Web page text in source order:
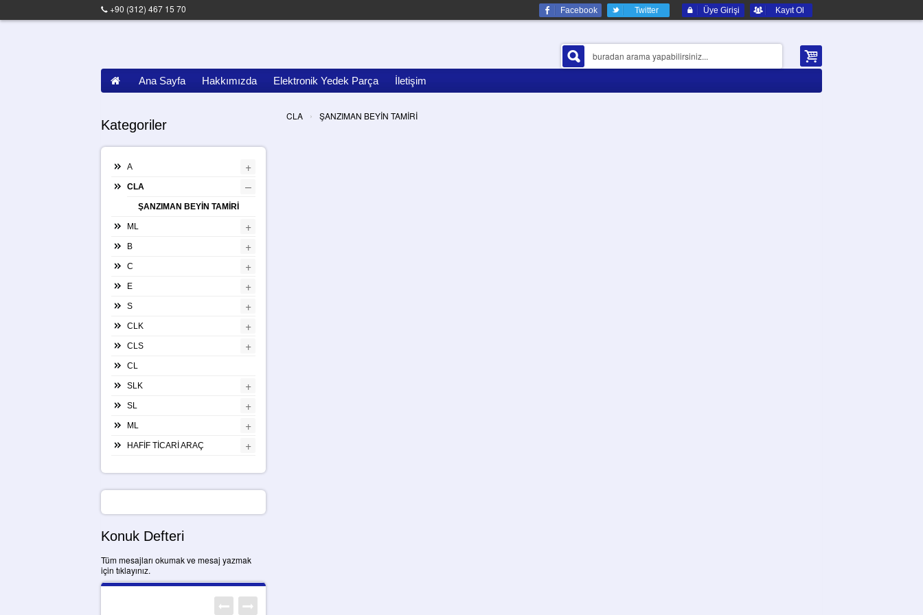
+90 (312) 467 15 70 Facebook Twitter Üye Girişi Kayıt Ol
Ana Sayfa Hakkımızda Elektronik Yedek Parça İletişim
CLA › ŞANZIMAN BEYİN TAMİRİ
Kategoriler
A +
CLA –
ŞANZIMAN BEYİN TAMİRİ
ML +
B +
C +
E +
S +
CLK +
CLS +
CL
SLK +
SL +
ML +
HAFİF TİCARİ ARAÇ +
Konuk Defteri
Tüm mesajları okumak ve mesaj yazmak
için tıklayınız.